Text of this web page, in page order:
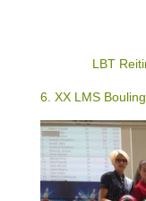
LBT
6. XX LMS